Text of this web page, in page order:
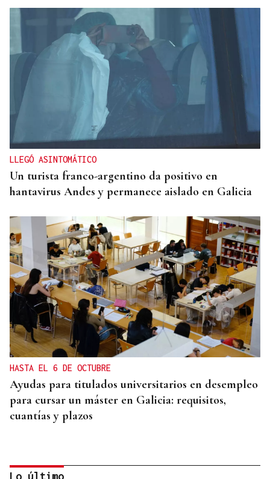
LLEGÓ ASINTOMÁTICO
Un turista franco-argentino da positivo en
hantavirus Andes y permanece aislado en Galicia
HASTA EL 6 DE OCTUBRE
Ayudas para titulados universitarios en desempleo
para cursar un máster en Galicia: requisitos,
cuantías y plazos